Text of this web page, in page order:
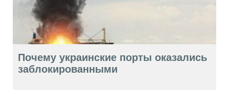
Почему украинские порты оказались
заблокированными